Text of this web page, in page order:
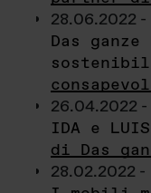
28.06.2022 -
Das
26.04.2022 -
IDA e
di Das
28.02.2022 -